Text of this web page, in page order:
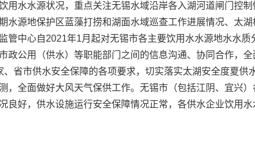
水水源状况，重点关注无锡水域沿岸各入湖河道闸门控
水源地保护区蓝藻打捞和湖面水域巡查工作进展情况、太
管中心自2021年1月起对无锡市各主要饮用水水源地水水
政公用（供水）等职能部门之间的信息沟通、协同合作，
省市供水安全保障的各项要求，切实落实太湖安全度夏供
，全面做好大风天气保供工作。无锡市（包括江阴、宜兴
良好，供水设施运行安全保障情况正常，各供水企业饮用